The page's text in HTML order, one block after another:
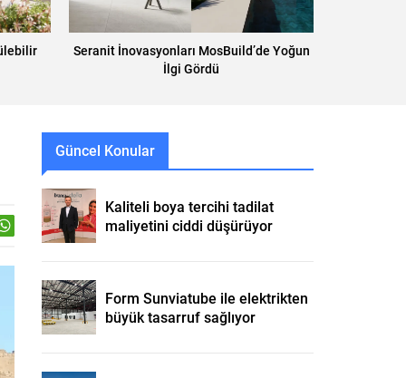
Seranit İnovasyonları MosBuild’de Yoğun
İlgi Gördü
Güncel Konular
Kaliteli boya tercihi tadilat
maliyetini ciddi düşürüyor
Form Sunviatube ile elektrikten
büyük tasarruf sağlıyor